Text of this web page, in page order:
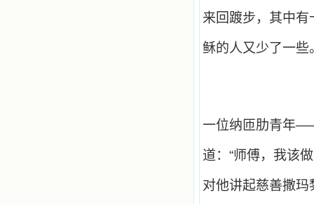
来回踱步，其中
稣的人又少了一些
一位纳匝肋青年
道：“师傅，我该
对他讲起慈善撒